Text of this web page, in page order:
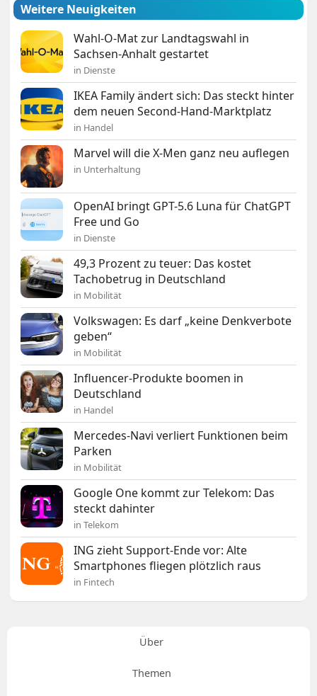
Weitere Neuigkeiten
Wahl-O-Mat zur Landtagswahl in
Sachsen-Anhalt gestartet
in Dienste
IKEA Family ändert sich: Das steckt hinter
dem neuen Second-Hand-Marktplatz
in Handel
Marvel will die X-Men ganz neu auflegen
in Unterhaltung
OpenAI bringt GPT-5.6 Luna für ChatGPT
Free und Go
in Dienste
49,3 Prozent zu teuer: Das kostet
Tachobetrug in Deutschland
in Mobilität
Volkswagen: Es darf „keine Denkverbote
geben“
in Mobilität
Influencer-Produkte boomen in
Deutschland
in Handel
Mercedes-Navi verliert Funktionen beim
Parken
in Mobilität
Google One kommt zur Telekom: Das
steckt dahinter
in Telekom
ING zieht Support-Ende vor: Alte
Smartphones fliegen plötzlich raus
in Fintech
Über
Themen